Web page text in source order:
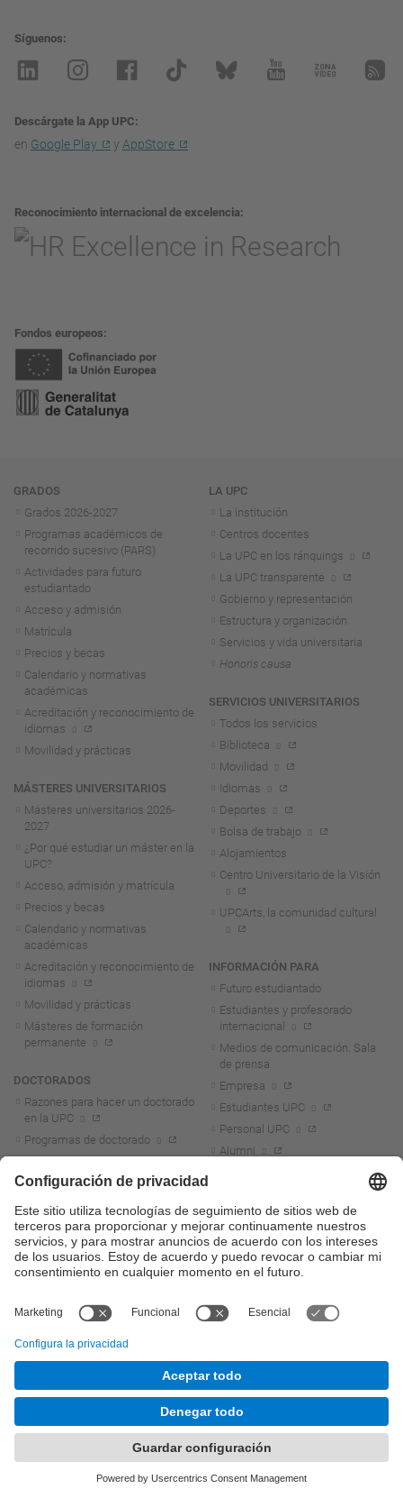
Síguenos
Descárgate la App UPC
en Google Play y AppStore
Reconocimiento internacional de excelencia
Fondos europeos
Navegación
GRADOS
Grados 2026-2027
Programas académicos de
recorrido sucesivo (PARS)
Actividades para futuro
estudiantado
Acceso y admisión
Matrícula
Precios y becas
Calendario y normativas
académicas
Acreditación y reconocimiento de
idiomas
Movilidad y prácticas
MÁSTERES UNIVERSITARIOS
Másteres universitarios 2026-
2027
¿Por qué estudiar un máster en la
UPC?
Acceso, admisión y matrícula
Precios y becas
Calendario y normativas
académicas
Acreditación y reconocimiento de
idiomas
Movilidad y prácticas
Másteres de formación
permanente
DOCTORADOS
Razones para hacer un doctorado
en la UPC
Programas de doctorado
Másteres y posgrados de
formación permanente (UPC
School)
Campus FPCAT-UPC de la
Microcredenciales universitarias
Cursos de idiomas
Diploma para mayores de 55
LA UPC
La institución
Centros docentes
La UPC en los ránquings
La UPC transparente
Gobierno y representación
Estructura y organización
Servicios y vida universitaria
Honoris causa
SERVICIOS UNIVERSITARIOS
Todos los servicios
Biblioteca
Movilidad
Idiomas
Deportes
Bolsa de trabajo
Alojamientos
Centro Universitario de la Visión
UPCArts, la comunidad cultural
INFORMACIÓN PARA
Futuro estudiantado
Estudiantes y profesorado
internacional
Medios de comunicación. Sala
de prensa
Empresa
Estudiantes UPC
Personal UPC
Alumni
Atenea
E-Secretaria
Sede electrónica
Licitación electrónica
Directorio PDI y PTGAS
Marca corporativa
UPCshop, merchandising